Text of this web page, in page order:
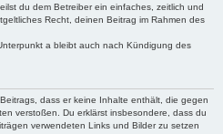
du dem Betreiber ein einfaches, zeitlich und
Recht, deinen Beitrag im Rahmen des
a bleibt auch nach Kündigung des
dass er keine Inhalte enthält, die gegen
verstoßen. Du erklärst insbesondere, dass du
verwendeten Links und Bilder zu setzen